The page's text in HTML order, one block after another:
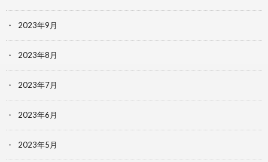
2023年9月
2023年8月
2023年7月
2023年6月
2023年5月